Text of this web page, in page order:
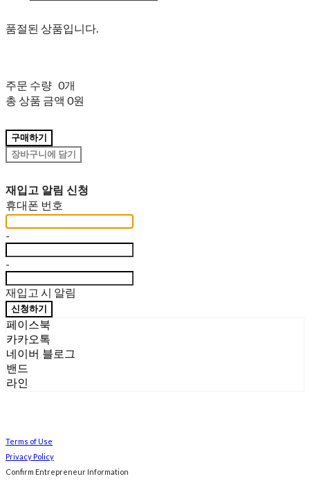
품절된 상품입니다.
주문 수량 0개
총 상품 금액 0원
구매하기
장바구니에 담기
재입고 알림 신청
휴대폰 번호
-
-
재입고 시 알림
신청하기
페이스북
카카오톡
네이버 블로그
밴드
라인
Terms of Use
Privacy Policy
Confirm Entrepreneur Information